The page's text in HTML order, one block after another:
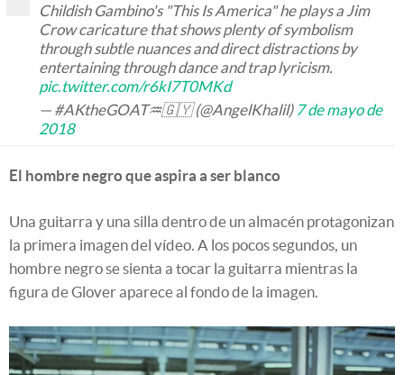
Childish Gambino's "This Is America" he plays a Jim
Crow caricature that shows plenty of symbolism
through subtle nuances and direct distractions by
entertaining through dance and trap lyricism.
pic.twitter.com/r6kI7T0MKd
— #AKtheGOAT♒️🇬🇾 (@AngelKhalil) 7 de mayo de
2018
El hombre negro que aspira a ser blanco
Una guitarra y una silla dentro de un almacén protagonizan
la primera imagen del vídeo. A los pocos segundos, un
hombre negro se sienta a tocar la guitarra mientras la
figura de Glover aparece al fondo de la imagen.